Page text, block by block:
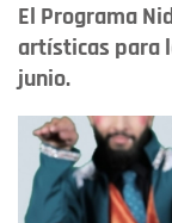
El Programa
artísticas para
junio.